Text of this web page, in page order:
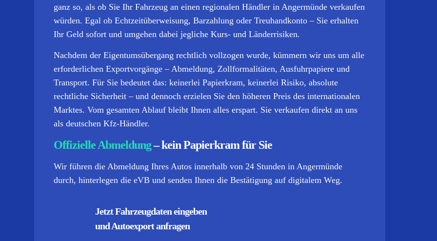
ganz so, als ob Sie Ihr Fahrzeug an einen regionalen Händler in Angermünde verkaufen
würden. Egal ob Echtzeitüberweisung, Barzahlung oder Treuhandkonto – Sie erhalten
Ihr Geld sofort und umgehen dabei jegliche Kurs- und Länderrisiken.
Nachdem der Eigentumsübergang rechtlich vollzogen wurde, kümmern wir uns um alle
erforderlichen Exportvorgänge – Abmeldung, Zollformalitäten, Ausfuhrpapiere und
Transport. Für Sie bedeutet das: keinerlei Papierkram, keinerlei Risiko, absolute
rechtliche Sicherheit – und dennoch erzielen Sie den höheren Preis des internationalen
Marktes. Vom gesamten Ablauf bleibt Ihnen alles erspart. Sie verkaufen direkt an uns
als deutschen Kfz-Händler.
Offizielle Abmeldung– kein Papierkram für Sie
Wir führen die Abmeldung Ihres Autos innerhalb von 24 Stunden in Angermünde
durch, hinterlegen die eVB und senden Ihnen die Bestätigung auf digitalem Weg.
Jetzt Fahrzeugdaten eingeben
und Autoexport anfragen